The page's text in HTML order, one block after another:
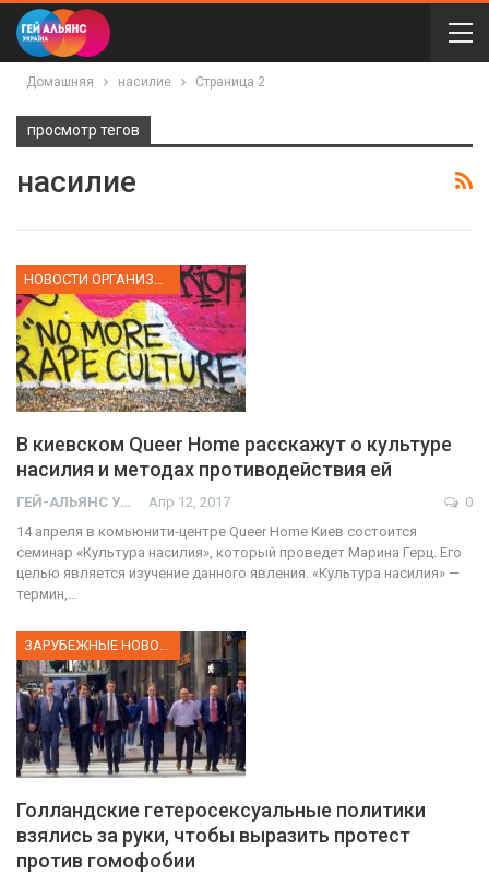
Домашняя насилие Страница 2
просмотр тегов
насилие
В киевском Queer Home расскажут о культуре
насилия и методах противодействия ей
ГЕЙ-АЛЬЯНС УКРАИНА Апр 12, 2017
0
14 апреля в комьюнити-центре Queer Home Киев состоится
семинар «Культура насилия», который проведет Марина Герц. Его
целью является изучение данного явления. «Культура насилия» —
термин,…
ЗАРУБЕЖНЫЕ НОВОСТИ
Голландские гетеросексуальные политики
взялись за руки, чтобы выразить протест
против гомофобии